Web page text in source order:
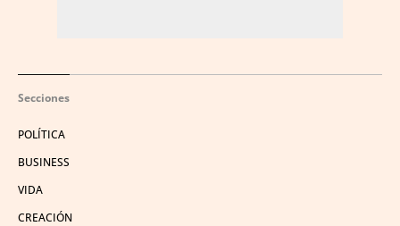
Secciones
POLÍTICA
BUSINESS
VIDA
CREACIÓN